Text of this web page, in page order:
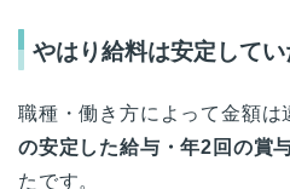
やはり給料は安定してい
職種・働き方によって金額は
の安定した給与・年2回の賞
たです。